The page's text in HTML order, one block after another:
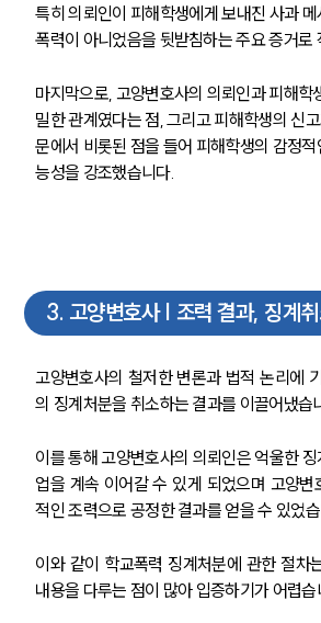
특히 의뢰인이 피해학생에게 보내진 사과
폭력이 아니었음을 뒷받침하는 주요 증거로
마지막으로, 고양변호사의 의뢰인과 피해학
밀한 관계였다는 점, 그리고 피해학생의 신
문에서 비롯된 점을 들어 피해학생의 감정
능성을 강조했습니다.
3. 고양변호사 | 조력 결과, 징계
고양변호사의 철저한 변론과 법적 논리에
의 징계처분을 취소하는 결과를 이끌어냈습
이를 통해 고양변호사의 의뢰인은 억울한
업을 계속 이어갈 수 있게 되었으며 고양변
적인 조력으로 공정한 결과를 얻을 수 있었
이와 같이 학교폭력 징계처분에 관한 절차
내용을 다루는 점이 많아 입증하기가 어렵습